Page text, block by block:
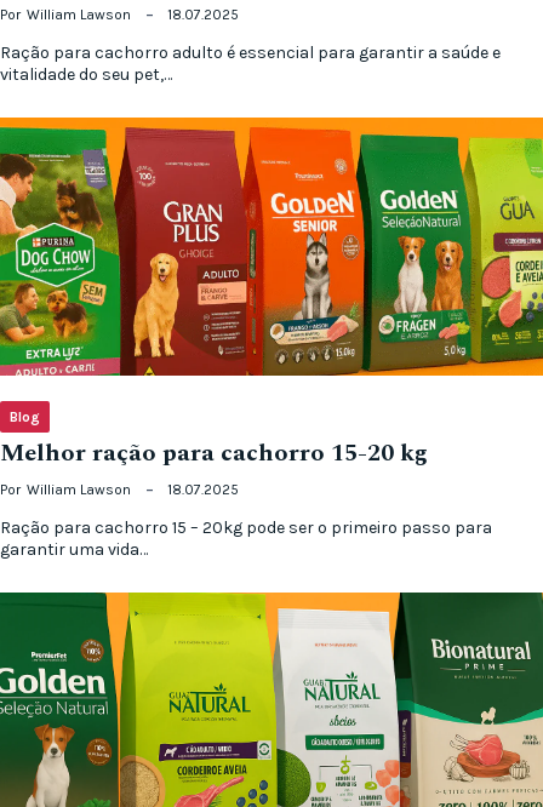
Por William Lawson 18.07.2025
Ração para cachorro adulto é essencial para garantir a saúde e
vitalidade do seu pet,…
Blog
Melhor ração para cachorro 15-20 kg
Por William Lawson 18.07.2025
Ração para cachorro 15 – 20kg pode ser o primeiro passo para
garantir uma vida…